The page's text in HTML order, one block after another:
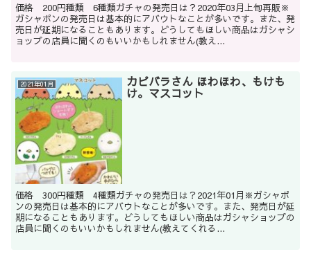
価格 200円種類 6種類ガチャの発売日は？2020年03月上旬再販※
ガシャポンの発売日は基本的にアバウトなことが多いです。また、発
売日が延期になることもあります。どうしてもほしい商品はガシャシ
ョップの店員に聞くのもいいかもしれません(教え...
2021年01月 カピバラさん ほわほわ、もけも
け。マスコット
価格 300円種類 4種類ガチャの発売日は？2021年01月※ガシャポ
ンの発売日は基本的にアバウトなことが多いです。また、発売日が延
期になることもあります。どうしてもほしい商品はガシャショップの
店員に聞くのもいいかもしれません(教えてくれる...